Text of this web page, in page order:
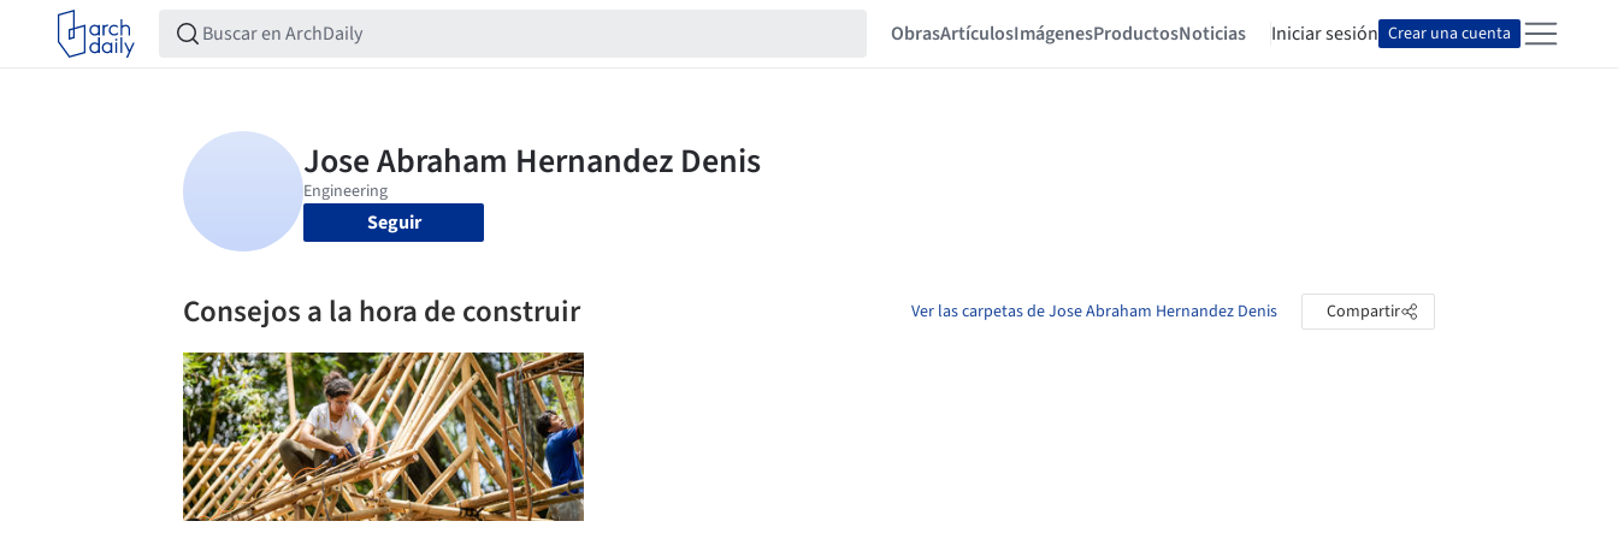
ObrasArtículosImágenesProductosNoticias Iniciar sesión Crear una cuenta
Seguir
Consejos a la hora de construir Ver las carpetas de Jose Abraham Hernandez Denis Compartir